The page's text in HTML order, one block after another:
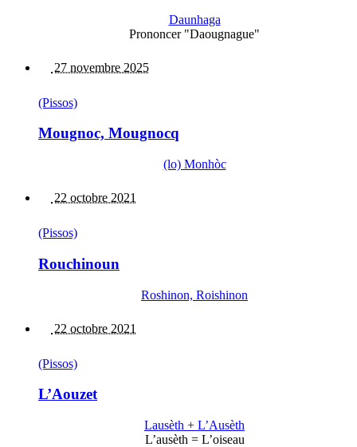
Daunhaga
Prononcer "Daougnague"
27 novembre 2025
(Pissos)
Mougnoc, Mougnocq
(lo) Monhòc
22 octobre 2021
(Pissos)
Rouchinoun
Roshinon, Roishinon
22 octobre 2021
(Pissos)
L’Aouzet
Lausèth + L’Ausèth
L’ausèth = L’oiseau